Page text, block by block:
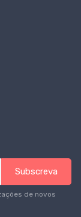
Subscreva
de novos